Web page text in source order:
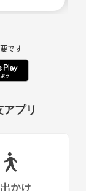
です
プリ
かけ